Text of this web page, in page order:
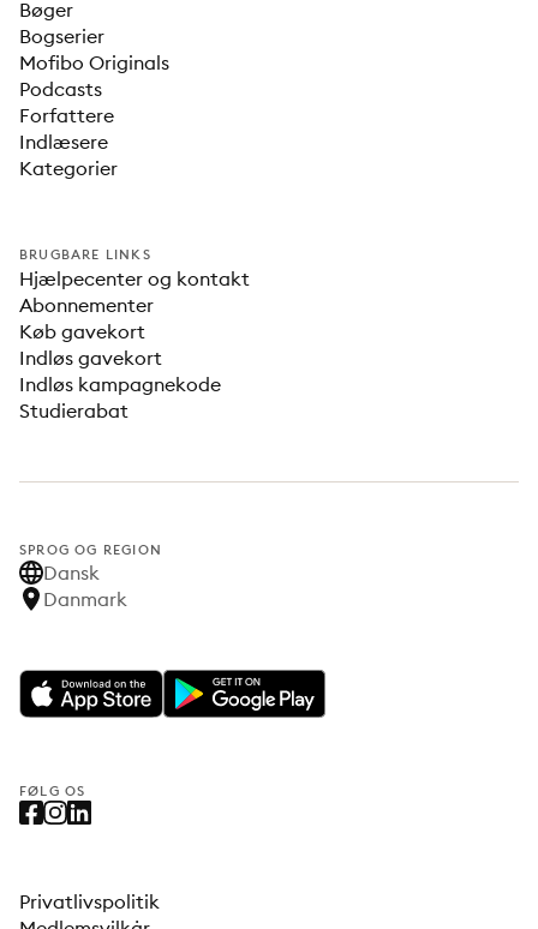
Bøger
Bogserier
Mofibo Originals
Podcasts
Forfattere
Indlæsere
Kategorier
BRUGBARE LINKS
Hjælpecenter og kontakt
Abonnementer
Køb gavekort
Indløs gavekort
Indløs kampagnekode
Studierabat
SPROG OG REGION
Dansk
Danmark
FØLG OS
Privatlivspolitik